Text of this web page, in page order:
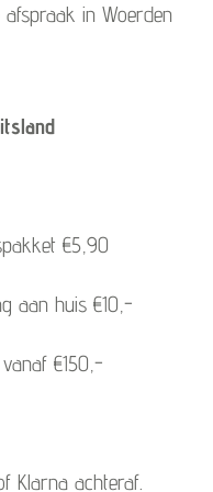
in Woerden
€5,90
aan huis €10,-
€150,-
Klarna achteraf.